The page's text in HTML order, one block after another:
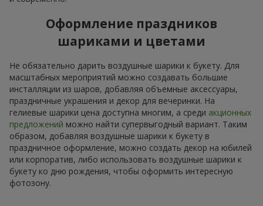
Оформление праздников
шариками и цветами
Не обязательно дарить воздушные шарики к букету. Для
масштабных мероприятий можно создавать большие
инсталляции из шаров, добавляя объемные аксессуары,
праздничные украшения и декор для вечеринки. На
гелиевые шарики цена доступна многим, а среди акционных
предложений можно найти супервыгодный вариант. Таким
образом, добавляя воздушные шарики к букету в
праздничное оформление, можно создать декор на юбилей
или корпоратив, либо использовать воздушные шарики к
букету ко дню рождения, чтобы оформить интересную
фотозону.